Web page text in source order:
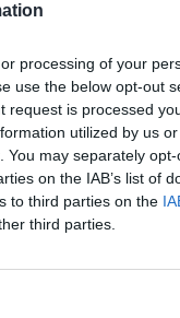
processing of your
use the below opt-out
request is processed
utilized by us
may separately
on the IAB’s list of
to third parties on the
third parties.
100 Mb/s